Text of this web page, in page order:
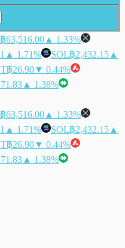
฿63,516.00 ▲ 1.33%
▲ 1.71% SOL฿2,432.15 ▲
฿26.90▼ 0.44%
▲ 1.38%
฿63,516.00 ▲ 1.33%
▲ 1.71% SOL฿2,432.15 ▲
฿26.90▼ 0.44%
▲ 1.38%